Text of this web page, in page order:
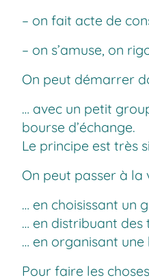
– on fait acte de
– on s’amuse, on
On peut démarrer
… avec un petit
bourse d’échange.
Le principe est très
On peut passer à la
… en choisissant un
… en distribuant
… en organisant
Pour faire les